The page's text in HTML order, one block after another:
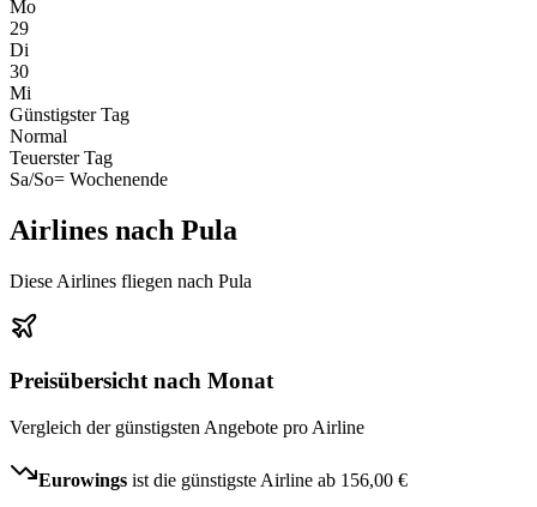
Mo
29
Di
30
Mi
Günstigster Tag
Normal
Teuerster Tag
Sa/So= Wochenende
Airlines nach Pula
Diese Airlines fliegen nach Pula
Preisübersicht nach Monat
Vergleich der günstigsten Angebote pro Airline
Eurowings ist die günstigste Airline ab 156,00 €